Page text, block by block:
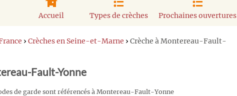
Accueil Types de crèches Prochaines ouvertures
› Crèches en Seine-et-Marne › Crèche à Montereau-Fault-
Fault-Yonne
de garde sont référencés à Montereau-Fault-Yonne